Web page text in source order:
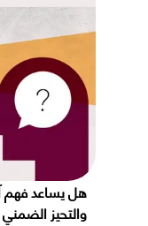
هل يساعد فهم
والتحيز